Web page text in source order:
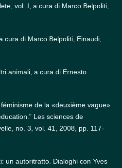
vol. I, a cura di Marco Belpoliti,
cura di Marco Belpoliti, Einaudi,
animali, a cura di Ernesto
de la «deuxième vague»
Les sciences de
no. 3, vol. 41, 2008, pp. 117-
un autoritratto. Dialoghi con Yves